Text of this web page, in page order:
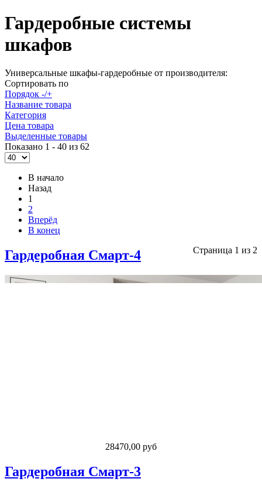
Гардеробные системы
шкафов
Универсальные шкафы-гардеробные от производителя:
Сортировать по
Порядок -/+
Название товара
Категория
Цена товара
Выделенные товары
Показано 1 - 40 из 62
В начало
Назад
1
2
Вперёд
В конец
Страница 1 из 2
Гардеробная Смарт-4
28470,00 руб
Гардеробная Смарт-3